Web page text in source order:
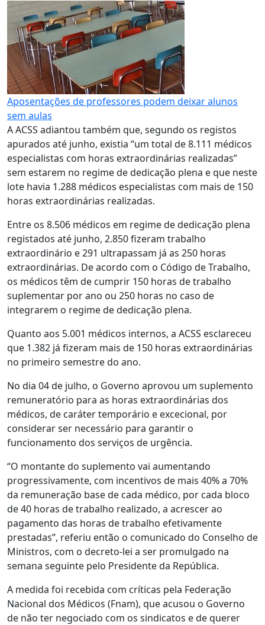
Aposentações de professores podem deixar alunos
sem aulas
A ACSS adiantou também que, segundo os registos
apurados até junho, existia “um total de 8.111 médicos
especialistas com horas extraordinárias realizadas”
sem estarem no regime de dedicação plena e que neste
lote havia 1.288 médicos especialistas com mais de 150
horas extraordinárias realizadas.
Entre os 8.506 médicos em regime de dedicação plena
registados até junho, 2.850 fizeram trabalho
extraordinário e 291 ultrapassam já as 250 horas
extraordinárias. De acordo com o Código de Trabalho,
os médicos têm de cumprir 150 horas de trabalho
suplementar por ano ou 250 horas no caso de
integrarem o regime de dedicação plena.
Quanto aos 5.001 médicos internos, a ACSS esclareceu
que 1.382 já fizeram mais de 150 horas extraordinárias
no primeiro semestre do ano.
No dia 04 de julho, o Governo aprovou um suplemento
remuneratório para as horas extraordinárias dos
médicos, de caráter temporário e excecional, por
considerar ser necessário para garantir o
funcionamento dos serviços de urgência.
“O montante do suplemento vai aumentando
progressivamente, com incentivos de mais 40% a 70%
da remuneração base de cada médico, por cada bloco
de 40 horas de trabalho realizado, a acrescer ao
pagamento das horas de trabalho efetivamente
prestadas”, referiu então o comunicado do Conselho de
Ministros, com o decreto-lei a ser promulgado na
semana seguinte pelo Presidente da República.
A medida foi recebida com críticas pela Federação
Nacional dos Médicos (Fnam), que acusou o Governo
de não ter negociado com os sindicatos e de querer